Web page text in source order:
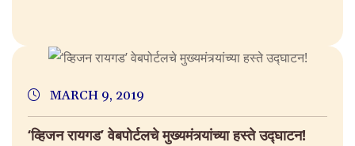
MARCH 9, 2019
‘व्हिजन रायगड’ वेबपोर्टलचे मुख्यमंत्र्यांच्या हस्ते उद्घाटन!